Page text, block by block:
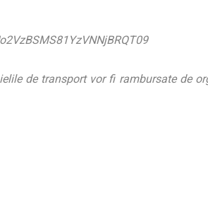
de transport vor fi rambursate de